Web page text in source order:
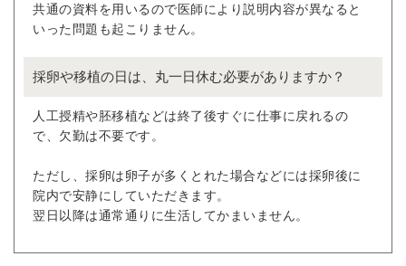
共通の資料を用いるので医師により説明内容が異なると
いった問題も起こりません。
採卵や移植の日は、丸一日休む必要がありますか？
人工授精や胚移植などは終了後すぐに仕事に戻れるの
で、欠勤は不要です。
ただし、採卵は卵子が多くとれた場合などには採卵後に
院内で安静にしていただきます。
翌日以降は通常通りに生活してかまいません。